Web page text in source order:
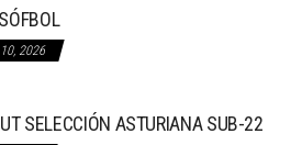
2026
SELECCIÓN ASTURIANA SUB-22